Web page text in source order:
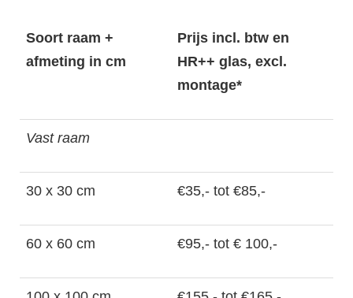
Soort raam +
afmeting in cm
Prijs incl. btw en
HR++ glas, excl.
montage*
Vast raam
30 x 30 cm €35,- tot €85,-
60 x 60 cm €95,- tot € 100,-